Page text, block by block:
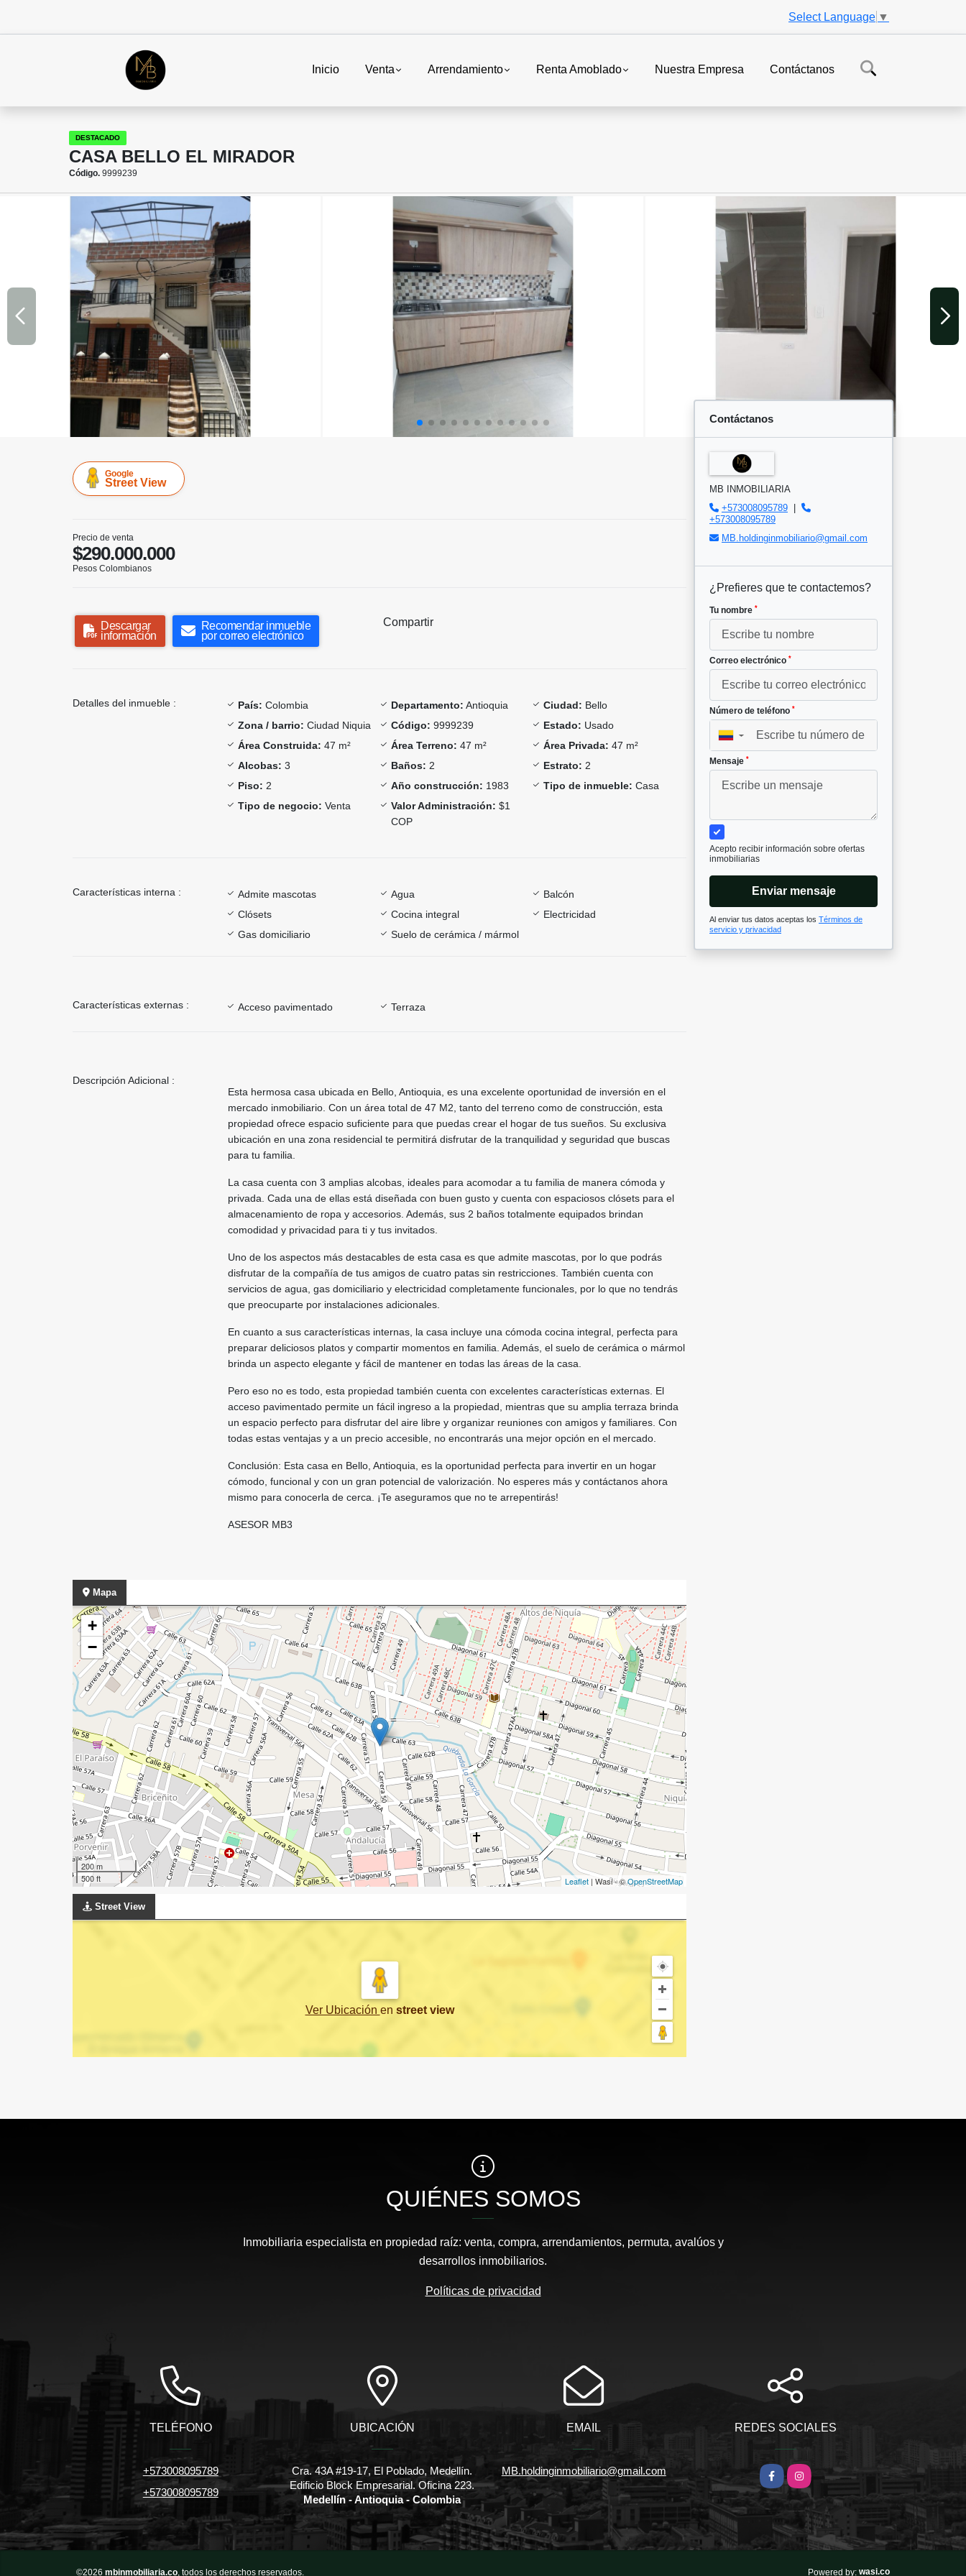
Select Language ▼
Inicio Venta Arrendamiento Renta Amoblado Nuestra Empresa Contáctanos
DESTACADO
CASA BELLO EL MIRADOR
Código. 9999239
Google
Street View
Precio de venta
$290.000.000
Pesos Colombianos
Descargar
información
Recomendar inmueble
por correo electrónico
Compartir
Detalles del inmueble : País: Colombia Departamento: Antioquia Ciudad: Bello
Zona / barrio: Ciudad Niquia Código: 9999239 Estado: Usado
Área Construida: 47 m² Área Terreno: 47 m² Área Privada: 47 m²
Alcobas: 3 Baños: 2 Estrato: 2
Piso: 2 Año construcción: 1983 Tipo de inmueble: Casa
Tipo de negocio: Venta Valor Administración: $1
COP
Características interna : Admite mascotas Agua
Balcón
Clósets
Cocina integral
Electricidad
Gas domiciliario
Suelo de cerámica / mármol
Características externas : Acceso pavimentado Terraza
Descripción Adicional :
Esta hermosa casa ubicada en Bello, Antioquia, es una excelente oportunidad de inversión en el
mercado inmobiliario. Con un área total de 47 M2, tanto del terreno como de construcción, esta
propiedad ofrece espacio suficiente para que puedas crear el hogar de tus sueños. Su exclusiva
ubicación en una zona residencial te permitirá disfrutar de la tranquilidad y seguridad que buscas
para tu familia.
La casa cuenta con 3 amplias alcobas, ideales para acomodar a tu familia de manera cómoda y
privada. Cada una de ellas está diseñada con buen gusto y cuenta con espaciosos clósets para el
almacenamiento de ropa y accesorios. Además, sus 2 baños totalmente equipados brindan
comodidad y privacidad para ti y tus invitados.
Uno de los aspectos más destacables de esta casa es que admite mascotas, por lo que podrás
disfrutar de la compañía de tus amigos de cuatro patas sin restricciones. También cuenta con
servicios de agua, gas domiciliario y electricidad completamente funcionales, por lo que no tendrás
que preocuparte por instalaciones adicionales.
En cuanto a sus características internas, la casa incluye una cómoda cocina integral, perfecta para
preparar deliciosos platos y compartir momentos en familia. Además, el suelo de cerámica o mármol
brinda un aspecto elegante y fácil de mantener en todas las áreas de la casa.
Pero eso no es todo, esta propiedad también cuenta con excelentes características externas. El
acceso pavimentado permite un fácil ingreso a la propiedad, mientras que su amplia terraza brinda
un espacio perfecto para disfrutar del aire libre y organizar reuniones con amigos y familiares. Con
todas estas ventajas y a un precio accesible, no encontrarás una mejor opción en el mercado.
Conclusión: Esta casa en Bello, Antioquia, es la oportunidad perfecta para invertir en un hogar
cómodo, funcional y con un gran potencial de valorización. No esperes más y contáctanos ahora
mismo para conocerla de cerca. ¡Te aseguramos que no te arrepentirás!
ASESOR MB3
Mapa
+
−
200 m
500 ft
Leaflet | Wasi - ©OpenStreetMap
Street View
Ver Ubicación en street view
Contáctanos
MB INMOBILIARIA
+573008095789
+573008095789
MB.holdinginmobiliario@gmail.com
¿Prefieres que te contactemos?
Tu nombre *
Correo electrónico *
Número de teléfono *
▼
Mensaje *
Acepto recibir información sobre ofertas
inmobiliarias
Enviar mensaje
Al enviar tus datos aceptas los Términos de
servicio y privacidad
QUIÉNES SOMOS
Inmobiliaria especialista en propiedad raíz: venta, compra, arrendamientos, permuta, avalúos y
desarrollos inmobiliarios.
Políticas de privacidad
TELÉFONO
+573008095789
+573008095789
UBICACIÓN
Cra. 43A #19-17, El Poblado, Medellín.
Edificio Block Empresarial. Oficina 223.
Medellín - Antioquia - Colombia
EMAIL
MB.holdinginmobiliario@gmail.com
REDES SOCIALES
FacebookInstagram
©2026 mbinmobiliaria.co , todos los derechos reservados. Powered by: wasi.co